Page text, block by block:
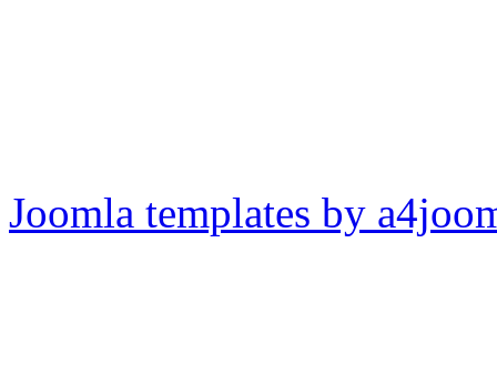
Joomla templates by